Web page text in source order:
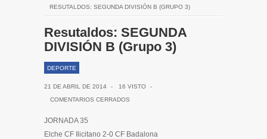
RESUTALDOS: SEGUNDA DIVISIÓN B (GRUPO 3)
Resutaldos: SEGUNDA
DIVISIÓN B (Grupo 3)
DEPORTE
21 DE ABRIL DE 2014 - 16 VISTO
-
COMENTARIOS CERRADOS
JORNADA 35
Elche CF Ilicitano 2-0 CF Badalona